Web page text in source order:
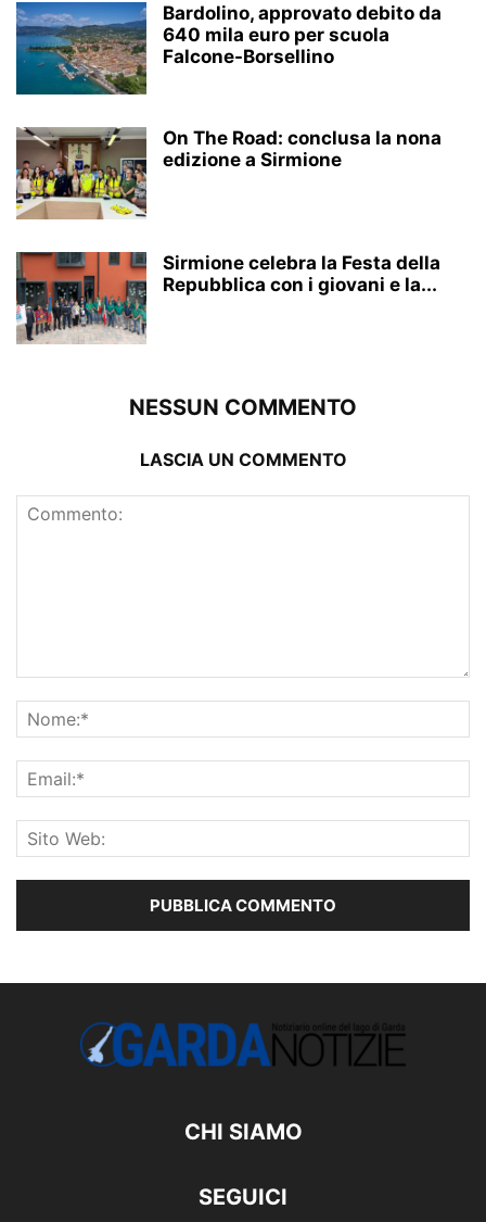
Bardolino, approvato debito da
640 mila euro per scuola
Falcone-Borsellino
On The Road: conclusa la nona
edizione a Sirmione
Sirmione celebra la Festa della
Repubblica con i giovani e la...
NESSUN COMMENTO
LASCIA UN COMMENTO
CHI SIAMO
SEGUICI